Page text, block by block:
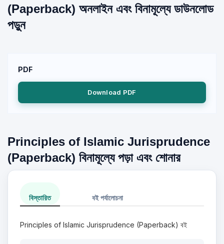
(Paperback) অনলাইন এবং বিনামূল্যে ডাউনলোড
পড়ুন
PDF
Download PDF
Principles of Islamic Jurisprudence
(Paperback) বিনামূল্যে পড়া এবং শোনার
বিস্তারিত বই পর্যালোচনা
Principles of Islamic Jurisprudence (Paperback) বই